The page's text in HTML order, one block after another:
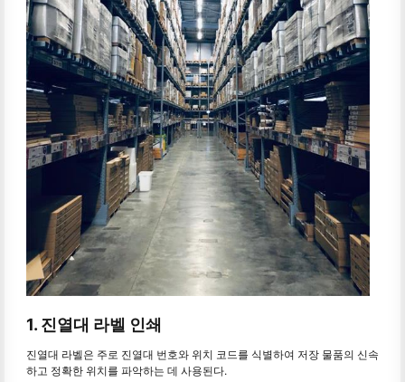
1. 진열대 라벨 인쇄
진열대 라벨은 주로 진열대 번호와 위치 코드를 식별하여 저장 물품의 신속
하고 정확한 위치를 파악하는 데 사용된다.